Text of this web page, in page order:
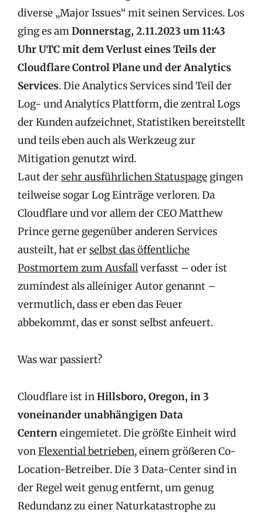
diverse „Major Issues“ mit seinen Services. Los
ging es amDonnerstag, 2.11.2023 um 11:43
Uhr UTC mit dem Verlust eines Teils der
Cloudflare Control Plane und der Analytics
Services. Die Analytics Services sind Teil der
Log- und Analytics Plattform, die zentral Logs
der Kunden aufzeichnet, Statistiken bereitstellt
und teils eben auch als Werkzeug zur
Mitigation genutzt wird.
Laut dersehr ausführlichen Statuspage gingen
teilweise sogar Log Einträge verloren. Da
Cloudflare und vor allem der CEO Matthew
Prince gerne gegenüber anderen Services
austeilt, hat erselbst das öffentliche
Postmortem zum Ausfallverfasst – oder ist
zumindest als alleiniger Autor genannt –
vermutlich, dass er eben das Feuer
abbekommt, das er sonst selbst anfeuert.
Was war passiert?
Cloudflare ist inHillsboro, Oregon, in 3
voneinander unabhängigen Data
Centerneingemietet. Die größte Einheit wird
vonFlexential betrieben, einem größeren Co-
Location-Betreiber. Die 3 Data-Center sind in
der Regel weit genug entfernt, um genug
Redundanz zu einer Naturkatastrophe zu